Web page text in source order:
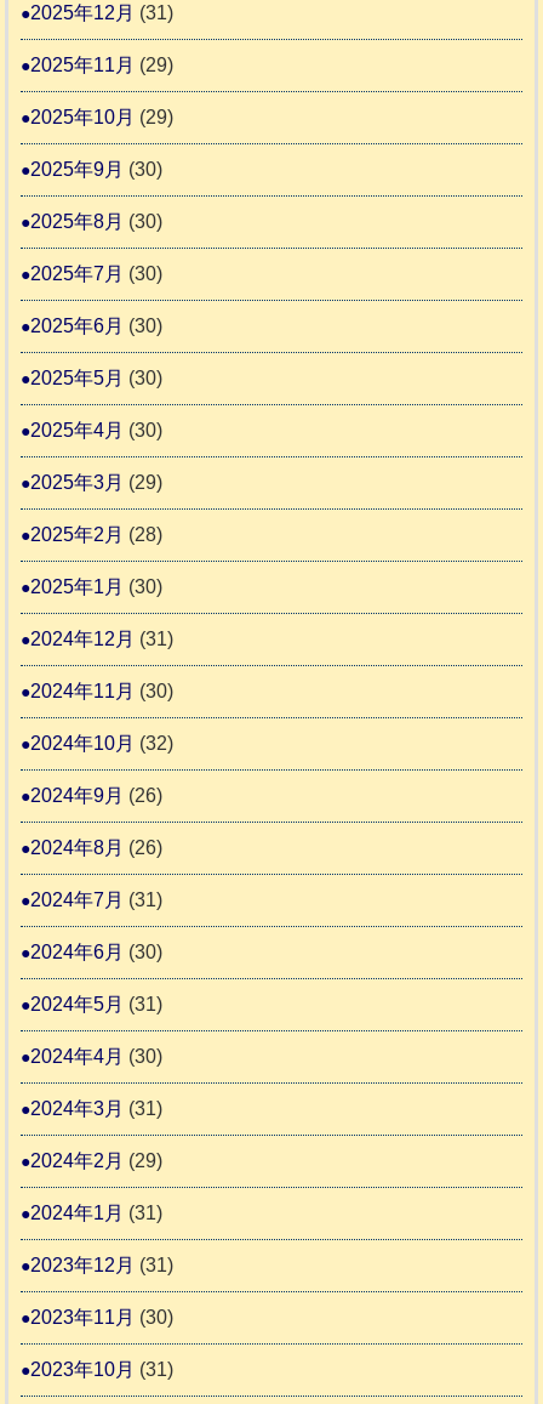
2025年12月 (31)
2025年11月 (29)
2025年10月 (29)
2025年9月 (30)
2025年8月 (30)
2025年7月 (30)
2025年6月 (30)
2025年5月 (30)
2025年4月 (30)
2025年3月 (29)
2025年2月 (28)
2025年1月 (30)
2024年12月 (31)
2024年11月 (30)
2024年10月 (32)
2024年9月 (26)
2024年8月 (26)
2024年7月 (31)
2024年6月 (30)
2024年5月 (31)
2024年4月 (30)
2024年3月 (31)
2024年2月 (29)
2024年1月 (31)
2023年12月 (31)
2023年11月 (30)
2023年10月 (31)